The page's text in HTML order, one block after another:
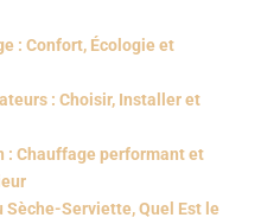
: Confort, Écologie et
: Choisir, Installer et
: Chauffage performant et
Sèche-Serviette, Quel Est le